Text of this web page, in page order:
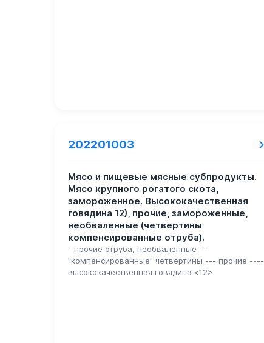
202201003
Мясо и пищевые мясные субпродукты.
Мясо крупного рогатого скота,
замороженное. Высококачественная
говядина 12), прочие, замороженные,
необваленные (четвертины
компенсированные отруба).
- прочие отруба, необваленные --
"компенсированные" четвертины --- прочие ----
высококачественная говядина <12>